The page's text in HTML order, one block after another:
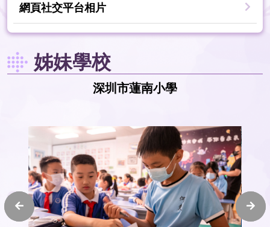
網頁社交平台相片
姊妹學校
深圳市蓮南小學